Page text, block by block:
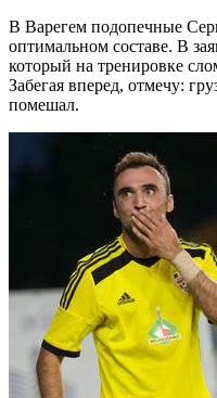
В Варегем подопечные
оптимальном составе. В
который на тренировке
Забегая вперед, отмечу:
помешал.